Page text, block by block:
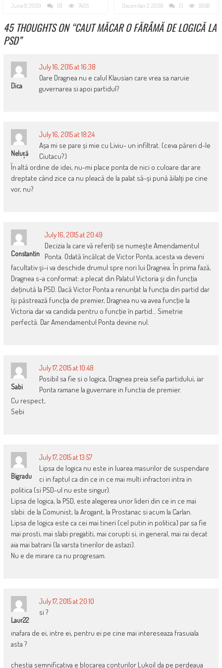
June 8, 2009 151 7405 December 2, 2008 13 5968
45 THOUGHTS ON “CAUT MĂCAR O FĂRÂMĂ DE LOGICĂ LA
PSD”
Dica
July 16, 2015 at 16:38
Oare Dragnea nu e calul Klausian care vrea sa naruie
guvernarea si apoi partidul?
Neluță
July 16, 2015 at 18:24
Așa mi se pare și mie cu Liviu- un infiltrat. (ceva păreri d-le
Ciutacu?)
În altă ordine de idei, nu-mi place ponta de nici o culoare dar are
dreptate când zice ca nu pleacă de la palat să-și pună ăilalți pe cine
vor, nu?
Constantin
July 16, 2015 at 20:49
Decizia la care vă referiţi se numeşte Amendamentul
Ponta. Odată încălcat de Victor Ponta, acesta va deveni
facultativ şi-i va deschide drumul spre nori lui Dragnea. În prima fază,
Dragnea s-a conformat: a plecat din Palatul Victoria şi din funcţia
deţinută la PSD. Dacă Victor Ponta a renunţat la funcţia din partid dar
îşi păstrează funcţia de premier, Dragnea nu va avea funcţie la
Victoria dar va candida pentru o funcţie în partid… Simetrie
perfectă. Dar Amendamentul Ponta devine nul.
Sabi
July 17, 2015 at 10:48
Posibil sa fie si o logica, Dragnea preia sefia partidului, iar
Ponta ramane la guvernare in functia de premier.
Cu respect,
Sebi
Bigradu
July 17, 2015 at 13:57
Lipsa de logica nu este in luarea masurilor de suspendare
ci in faptul ca din ce in ce mai multi infractori intra in
politica (si PSD-ul nu este singur).
Lipsa de logica, la PSD, este alegerea unor lideri din ce in ce mai
slabi: de la Comunist, la Arogant, la Prostanac si acum la Carlan.
Lipsa de logica este ca cei mai tineri (cel putin in politica) par sa fie
mai prosti, mai slabi pregatiti, mai corupti si, in general, mai rai decat
aia mai batrani (la varsta tinerilor de astazi).
Nu e de mirare ca nu progresam.
Laur22
July 17, 2015 at 20:10
si ?
inafara de ei, intre ei, pentru ei pe cine mai intereseaza frasuiala
asta ?
chestia semnificativa e blocarea conturilor Lukoil da pe perdeaua